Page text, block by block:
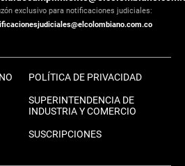
exclusivo para notificaciones judiciales:
POLÍTICA DE PRIVACIDAD
SUPERINTENDENCIA DE
INDUSTRIA Y COMERCIO
SUSCRIPCIONES